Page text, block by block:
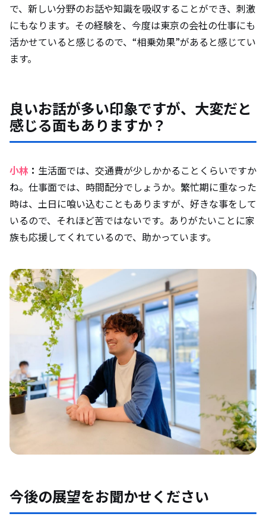
で、新しい分野のお話や知識を吸収することができ、刺激
にもなります。その経験を、今度は東京の会社の仕事にも
活かせていると感じるので、“相乗効果”があると感じてい
ます。
良いお話が多い印象ですが、大変だと
感じる面もありますか？
小林 ： 生活面では、交通費が少しかかることくらいですか
ね。仕事面では、時間配分でしょうか。繁忙期に重なった
時は、土日に喰い込むこともありますが、好きな事をして
いるので、それほど苦ではないです。ありがたいことに家
族も応援してくれているので、助かっています。
今後の展望をお聞かせください